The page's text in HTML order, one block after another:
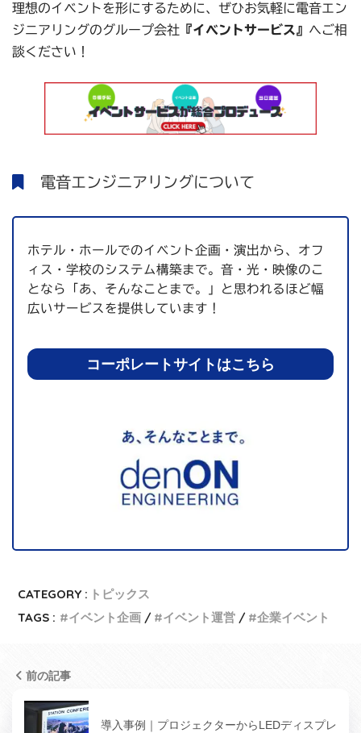
理想のイベントを形にするために、ぜひお気軽に電音エン
ジニアリングのグループ会社 『イベントサービス』 へご相
談ください！
電音エンジニアリングについて
ホテル・ホールでのイベント企画・演出から、オフ
ィス・学校のシステム構築まで。音・光・映像のこ
となら「あ、そんなことまで。」と思われるほど幅
広いサービスを提供しています！
コーポレートサイトはこちら
CATEGORY : トピックス
TAGS :
イベント企画 イベント運営 企業イベント
前の記事
導入事例｜プロジェクターからLEDディスプレ